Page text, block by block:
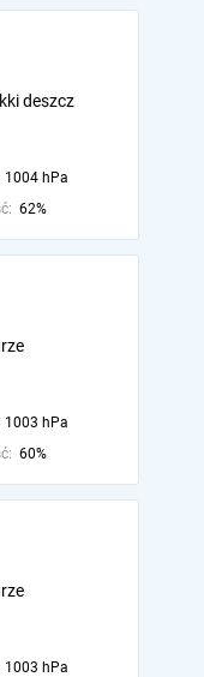
deszcz
1004 hPa
62%
1003 hPa
60%
1003 hPa